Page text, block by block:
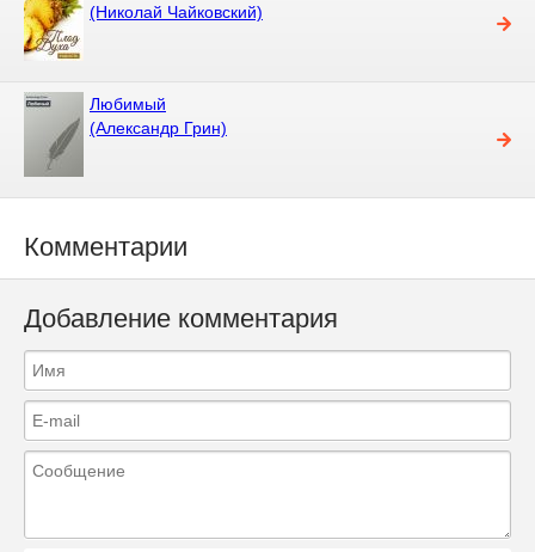
(Николай Чайковский)
Любимый
(Александр Грин)
Комментарии
Добавление комментария